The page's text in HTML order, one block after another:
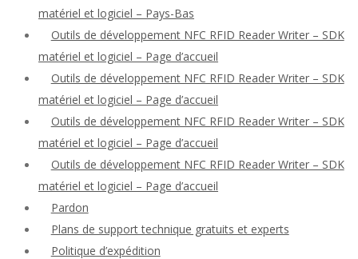
matériel et logiciel – Pays-Bas
Outils de développement NFC RFID Reader Writer – SDK
matériel et logiciel – Page d’accueil
Outils de développement NFC RFID Reader Writer – SDK
matériel et logiciel – Page d’accueil
Outils de développement NFC RFID Reader Writer – SDK
matériel et logiciel – Page d’accueil
Outils de développement NFC RFID Reader Writer – SDK
matériel et logiciel – Page d’accueil
Pardon
Plans de support technique gratuits et experts
Politique d’expédition